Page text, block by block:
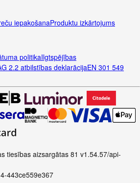
iepakošanaProduktu izkārtojums
politikaIlgtspējības
2.2 atbilstības deklarācijaEN 301 549
tiesības aizsargātas 81 v1.54.57/api-
443ce559e367